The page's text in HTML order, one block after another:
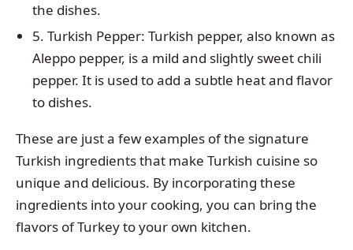
the dishes.
5. Turkish Pepper: Turkish pepper, also known as
Aleppo pepper, is a mild and slightly sweet chili
pepper. It is used to add a subtle heat and flavor
to dishes.
These are just a few examples of the signature
Turkish ingredients that make Turkish cuisine so
unique and delicious. By incorporating these
ingredients into your cooking, you can bring the
flavors of Turkey to your own kitchen.